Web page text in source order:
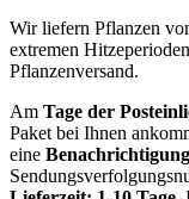
Wir liefern Pflanzen
extremen
Pflanzenversand.
Am Tage der
Paket bei Ihnen
eine